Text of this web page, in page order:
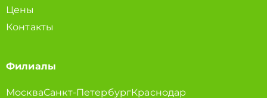
Цены
Контакты
Филиалы
МоскваСанкт-ПетербургКраснодар